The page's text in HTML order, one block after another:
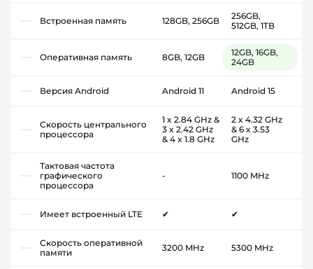
Встроенная память 128GB, 256GB
256GB,
512GB, 1TB
Оперативная память 8GB, 12GB
12GB, 16GB,
24GB
Версия Android Android 11 Android 15
Скорость центрального
процессора
1 x 2.84 GHz &
3 x 2.42 GHz
& 4 x 1.8 GHz
2 x 4.32 GHz
& 6 x 3.53
GHz
Тактовая частота
графического
процессора
- 1100 MHz
Имеет встроенный LTE ✔ ✔
Скорость оперативной
памяти
3200 MHz 5300 MHz